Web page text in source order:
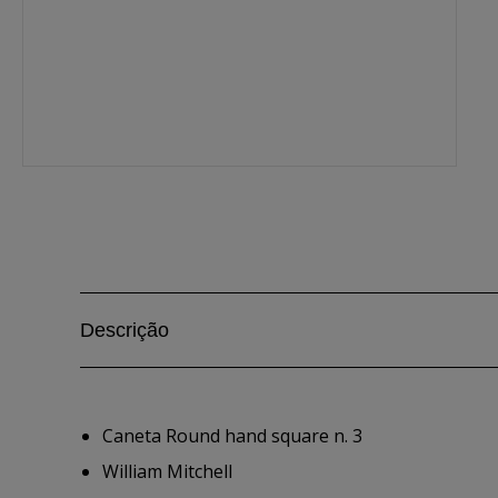
Descrição
Caneta Round hand square n. 3
William Mitchell